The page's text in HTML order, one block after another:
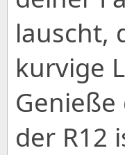
lauscht,
kurvige
der R12